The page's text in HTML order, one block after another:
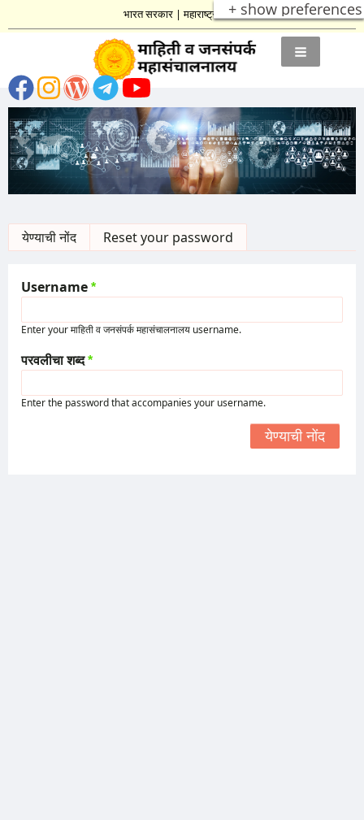
+ show preferences
भारत सरकार|महाराष्ट्र शासन
Primary
tabs
येण्याची नोंद(active tab)
Reset your password
Username
Enter your माहिती व जनसंपर्क महासंचालनालय username.
परवलीचा शब्द
Enter the password that accompanies your username.